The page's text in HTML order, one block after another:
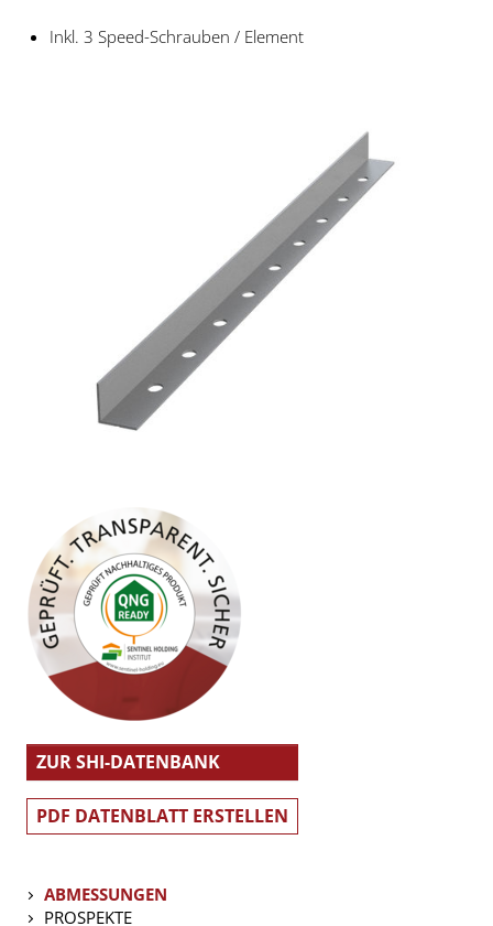
Inkl. 3 Speed-Schrauben / Element
ZUR SHI-DATENBANK
PDF DATENBLATT ERSTELLEN
ABMESSUNGEN
PROSPEKTE